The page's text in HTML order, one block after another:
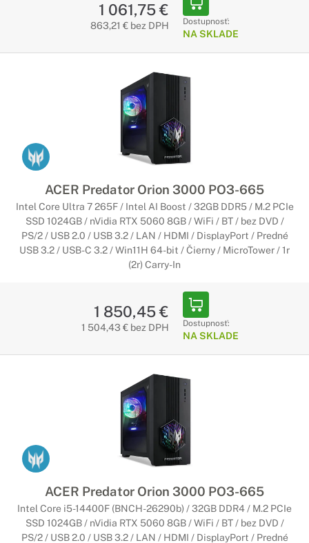
1 061,75 €
863,21 € bez DPH Dostupnosť:
NA SKLADE
ACER Predator Orion 3000 PO3-665
Intel Core Ultra 7 265F / Intel AI Boost / 32GB DDR5 / M.2 PCIe
SSD 1024GB / nVidia RTX 5060 8GB / WiFi / BT / bez DVD /
PS/2 / USB 2.0 / USB 3.2 / LAN / HDMI / DisplayPort / Predné
USB 3.2 / USB-C 3.2 / Win11H 64-bit / Čierny / MicroTower / 1r
(2r) Carry-In
1 850,45 €
1 504,43 € bez DPH Dostupnosť:
NA SKLADE
ACER Predator Orion 3000 PO3-665
Intel Core i5-14400F (BNCH-26290b) / 32GB DDR4 / M.2 PCIe
SSD 1024GB / nVidia RTX 5060 8GB / WiFi / BT / bez DVD /
PS/2 / USB 2.0 / USB 3.2 / LAN / HDMI / DisplayPort / Predné